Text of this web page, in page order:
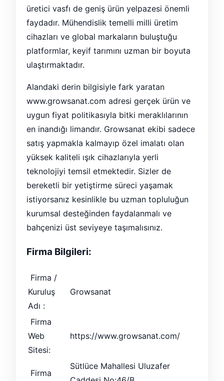
üretici vasfı de geniş ürün yelpazesi önemli
faydadır. Mühendislik temelli milli üretim
cihazları ve global markaların buluştuğu
platformlar, keyif tarımını uzman bir boyuta
ulaştırmaktadır.
Alandaki derin bilgisiyle fark yaratan
www.growsanat.com adresi gerçek ürün ve
uygun fiyat politikasıyla bitki meraklılarının
en inandığı limandır. Growsanat ekibi sadece
satış yapmakla kalmayıp özel imalatı olan
yüksek kaliteli ışık cihazlarıyla yerli
teknolojiyi temsil etmektedir. Sizler de
bereketli bir yetiştirme süreci yaşamak
istiyorsanız kesinlikle bu uzman topluluğun
kurumsal desteğinden faydalanmalı ve
bahçenizi üst seviyeye taşımalısınız.
Firma Bilgileri:
Firma /
Kuruluş
Adı :
Growsanat
Firma
Web
Sitesi:
https://www.growsanat.com/
Firma
Sütlüce Mahallesi Uluzafer